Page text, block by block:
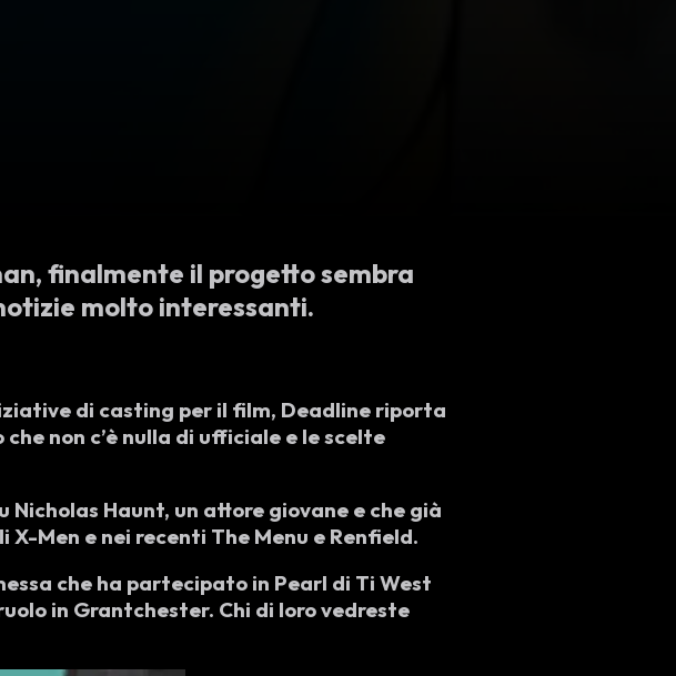
finalmente il progetto sembra
molto interessanti.
di casting per il film, Deadline riporta
non c’è nulla di ufficiale e le scelte
Nicholas Haunt, un attore giovane e che già
Men e nei recenti The Menu e Renfield.
che ha partecipato in Pearl di Ti West
in Grantchester. Chi di loro vedreste